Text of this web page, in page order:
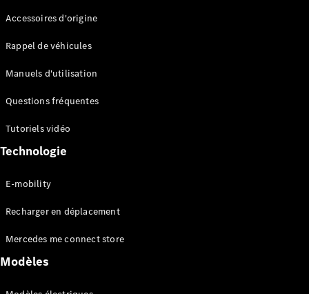
Accessoires d'origine
Rappel de véhicules
Manuels d'utilisation
Questions fréquentes
Tutoriels vidéo
Technologie
E-mobility
Recharger en déplacement
Mercedes me connect store
Modèles